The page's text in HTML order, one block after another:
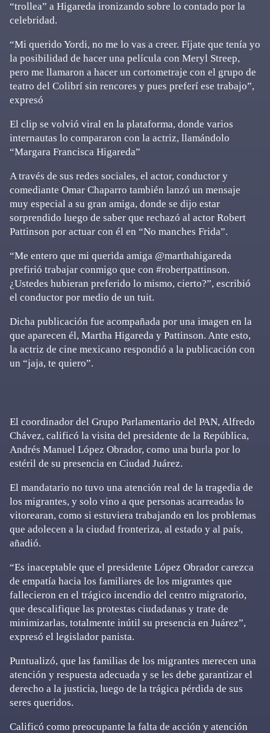
“trollea” a Higareda ironizando sobre lo contado por la
celebridad.
“Mi querido Yordi, no me lo vas a creer. Fíjate que tenía yo
la posibilidad de hacer una película con Meryl Streep,
pero me llamaron a hacer un cortometraje con el grupo de
teatro del Colibrí sin rencores y pues preferí ese trabajo”,
expresó
El clip se volvió viral en la plataforma, donde varios
internautas lo compararon con la actriz, llamándolo
“Margara Francisca Higareda”
A través de sus redes sociales, el actor, conductor y
comediante Omar Chaparro también lanzó un mensaje
muy especial a su gran amiga, donde se dijo estar
sorprendido luego de saber que rechazó al actor Robert
Pattinson por actuar con él en “No manches Frida”.
“Me entero que mi querida amiga @marthahigareda
prefirió trabajar conmigo que con #robertpattinson.
¿Ustedes hubieran preferido lo mismo, cierto?”, escribió
el conductor por medio de un tuit.
Dicha publicación fue acompañada por una imagen en la
que aparecen él, Martha Higareda y Pattinson. Ante esto,
la actriz de cine mexicano respondió a la publicación con
un “jaja, te quiero”.
El coordinador del Grupo Parlamentario del PAN, Alfredo
Chávez, calificó la visita del presidente de la República,
Andrés Manuel López Obrador, como una burla por lo
estéril de su presencia en Ciudad Juárez.
El mandatario no tuvo una atención real de la tragedia de
los migrantes, y solo vino a que personas acarreadas lo
vitorearan, como si estuviera trabajando en los problemas
que adolecen a la ciudad fronteriza, al estado y al país,
añadió.
“Es inaceptable que el presidente López Obrador carezca
de empatía hacia los familiares de los migrantes que
fallecieron en el trágico incendio del centro migratorio,
que descalifique las protestas ciudadanas y trate de
minimizarlas, totalmente inútil su presencia en Juárez”,
expresó el legislador panista.
Puntualizó, que las familias de los migrantes merecen una
atención y respuesta adecuada y se les debe garantizar el
derecho a la justicia, luego de la trágica pérdida de sus
seres queridos.
Calificó como preocupante la falta de acción y atención